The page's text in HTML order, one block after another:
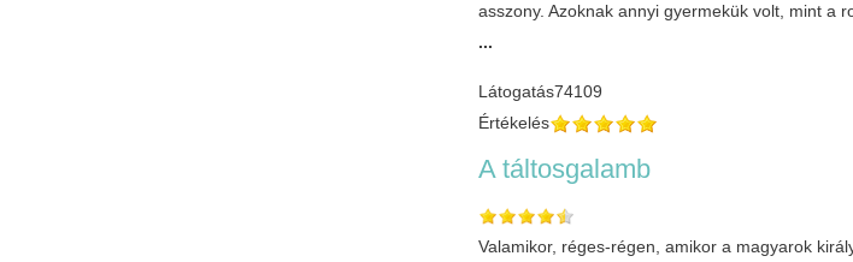
asszony. Azoknak annyi gyermekük volt, mint a
...
Látogatás74109
Értékelés
A táltosgalamb
Valamikor, réges-régen, amikor a magyarok